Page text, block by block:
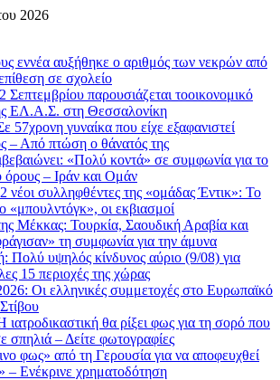
2026
εννέα αυξήθηκε ο αριθμός των νεκρών από
σε σχολείο
Σεπτεμβρίου παρουσιάζεται τοοικονομικό
ΕΛ.Α.Σ. στη Θεσσαλονίκη
57χρονη γυναίκα που είχε εξαφανιστεί
– Από πτώση ο θάνατός της
«Πολύ κοντά» σε συμφωνία για το
– Ιράν και Ομάν
2 νέοι συλληφθέντες της «ομάδας Έντικ»: Το
«μπουλντόγκ», οι εκβιασμοί
Μέκκας: Τουρκία, Σαουδική Αραβία και
τη συμφωνία για την άμυνα
Πολύ υψηλός κίνδυνος αύριο (9/08) για
15 περιοχές της χώρας
Οι ελληνικές συμμετοχές στο Ευρωπαϊκό
θα ρίξει φως για τη σορό που
σπηλιά – Δείτε φωτογραφίες
φως» από τη Γερουσία για να αποφευχθεί
– Ενέκρινε χρηματοδότηση